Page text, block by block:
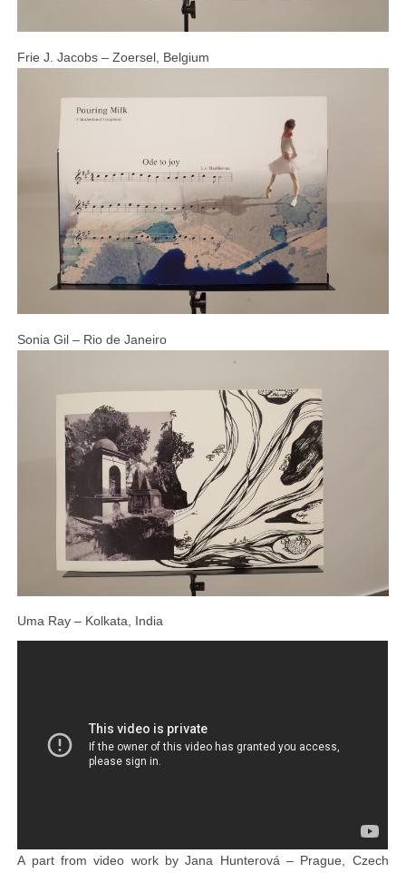
Frie J. Jacobs – Zoersel, Belgium
Sonia Gil – Rio de Janeiro
Uma Ray – Kolkata, India
A part from video work by Jana Hunterová – Prague, Czech